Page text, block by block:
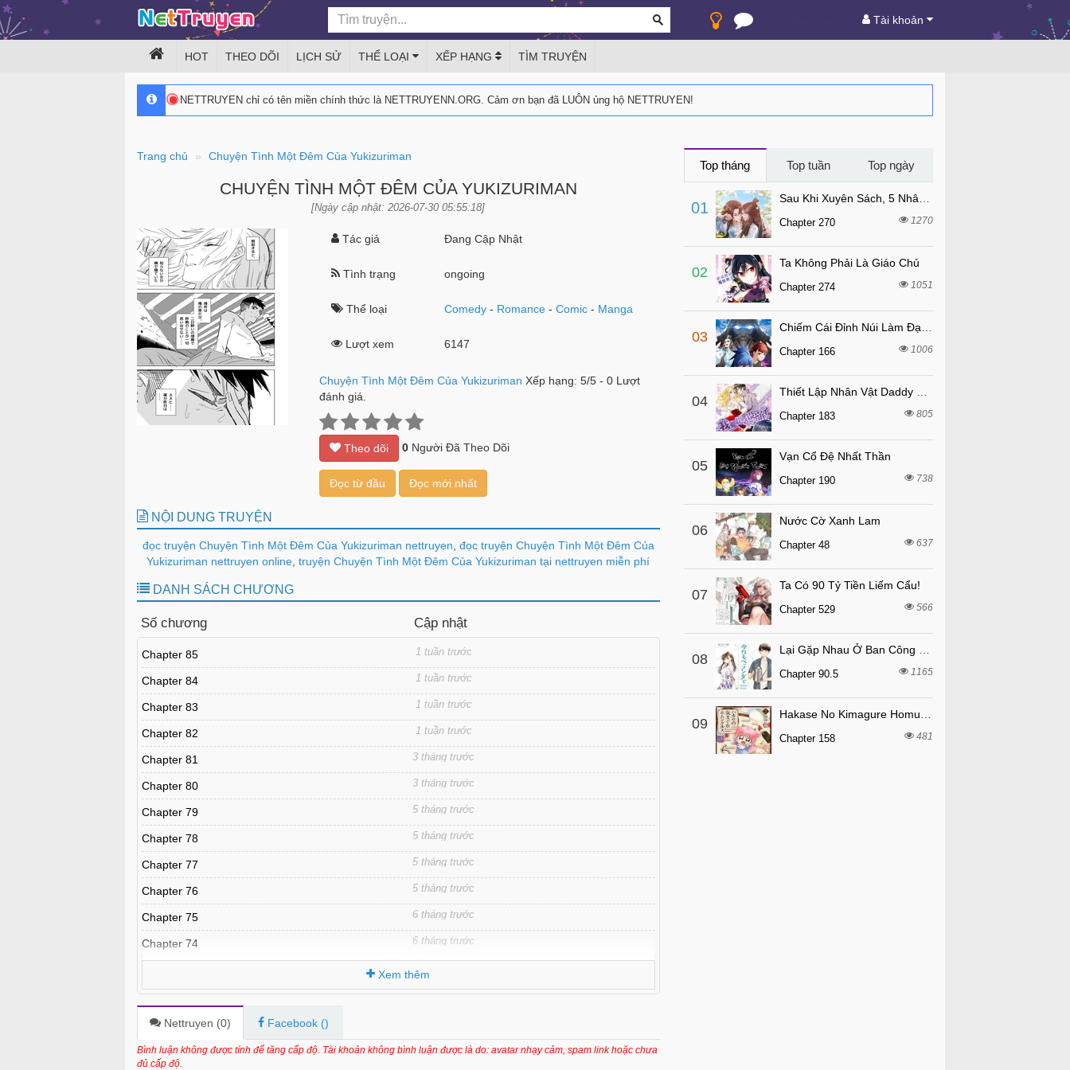
Tài khoản
HOT THEO DÕI LỊCH SỬ THỂ LOẠI XẾP HẠNG TÌM TRUYỆN
NETTRUYEN chỉ có tên miền chính thức là NETTRUYENN.ORG. Cảm ơn bạn đã LUÔN ủng hộ NETTRUYEN!
Trang chủ Chuyện Tình Một Đêm Của Yukizuriman
CHUYỆN TÌNH MỘT ĐÊM CỦA YUKIZURIMAN
[Ngày cập nhật: 2026-07-30 05:55:18]
Tác giả Đang Cập Nhật
Tình trạng ongoing
Thể loại Comedy - Romance -Comic - Manga
Lượt xem 6147
Chuyện Tình Một Đêm Của Yukizuriman Xếp hạng: 5/5- 0Lượt
đánh giá.
Theo dõi 0Người Đã Theo Dõi
Đọc từ đầu Đọc mới nhất
NỘI DUNG TRUYỆN
đọc truyện Chuyện Tình Một Đêm Của Yukizuriman nettruyen đọc truyện Chuyện Tình Một Đêm Của
Yukizuriman nettruyen online truyện Chuyện Tình Một Đêm Của Yukizuriman tại nettruyen miễn phí
DANH SÁCH CHƯƠNG
Số chương Cập nhật
Chapter 85 1 tuần trước
Chapter 84 1 tuần trước
Chapter 83 1 tuần trước
Chapter 82 1 tuần trước
Chapter 81 3 tháng trước
Chapter 80 3 tháng trước
Chapter 79 5 tháng trước
Chapter 78 5 tháng trước
Chapter 77 5 tháng trước
Chapter 76 5 tháng trước
Chapter 75 6 tháng trước
Chapter 74 6 tháng trước
Chapter 72 6 tháng trước
Chapter 71
Chapter 70 6 tháng trước
Xem thêm
Nettruyen (0) Facebook ()
Bình luận không được tính để tăng cấp độ. Tài khoản không bình luận được là do: avatar nhạy cảm, spam link hoặc chưa
đủ cấp độ.
Top tháng Top tuần Top ngày
01
Chapter 270 1270
02
Ta Không Phải Là Giáo Chủ
Chapter 274 1051
03
Chapter 166 1006
04
Chapter 183 805
05
Vạn Cổ Đệ Nhất Thần
Chapter 190 738
06
Nước Cờ Xanh Lam
Chapter 48 637
07
Ta Có 90 Tỷ Tiền Liếm Cẩu!
Chapter 529 566
08
Chapter 90.5 1165
09
Chapter 158 481